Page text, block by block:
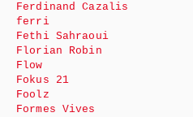
Ferdinand Cazalis
ferri
Fethi Sahraoui
Florian Robin
Flow
Fokus 21
Foolz
Formes Vives